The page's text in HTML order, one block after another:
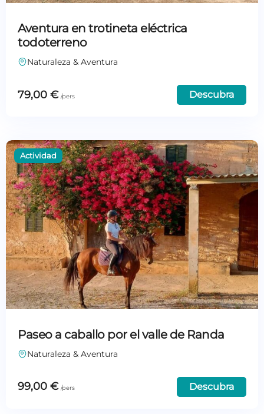
Aventura en trotineta eléctrica
todoterreno
Naturaleza & Aventura
79,00 € Descubra
Paseo a caballo por el valle de Randa
Naturaleza & Aventura
99,00 € Descubra